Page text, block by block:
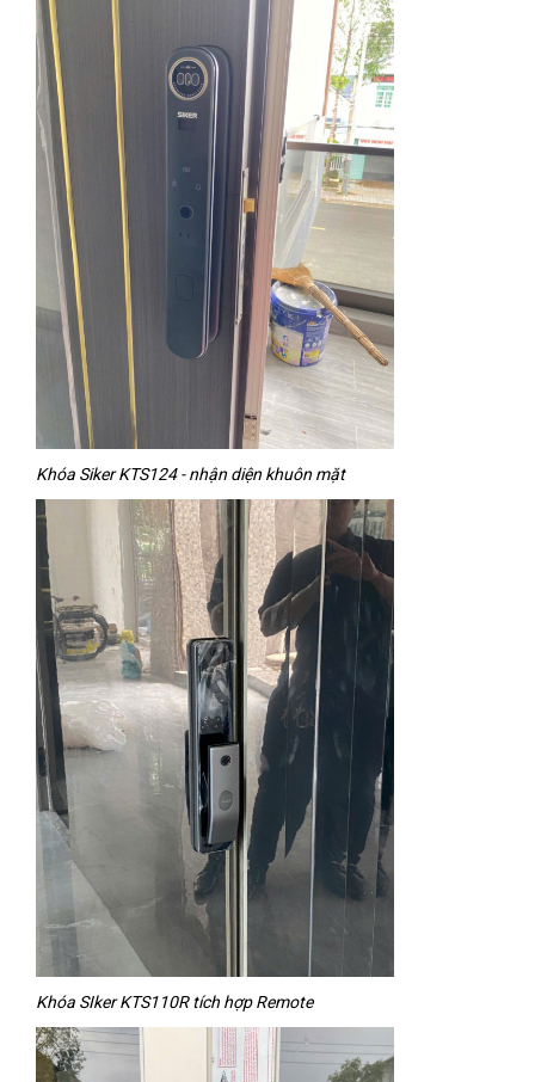
Khóa Siker KTS124 - nhận diện khuôn mặt
Khóa SIker KTS110R tích hợp Remote